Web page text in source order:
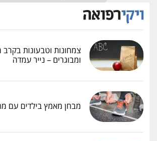
צמחונות וטבעונות בקרב
ומבוגרים – נייר עמדה
מבחן מאמץ בילדים עם